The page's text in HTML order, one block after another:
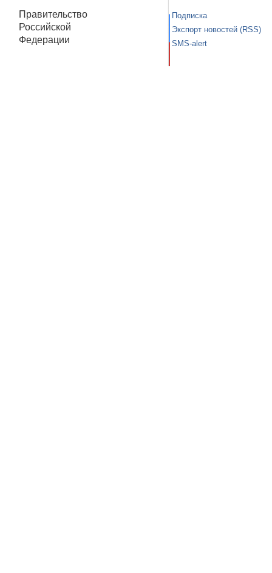
Правительство
Российской
Федерации
Подписка
Экспорт новостей (RSS)
SMS-alert